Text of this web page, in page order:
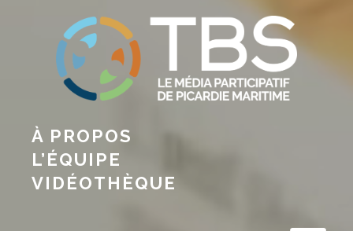
À PROPOS
L’ÉQUIPE
VIDÉOTHÈQUE